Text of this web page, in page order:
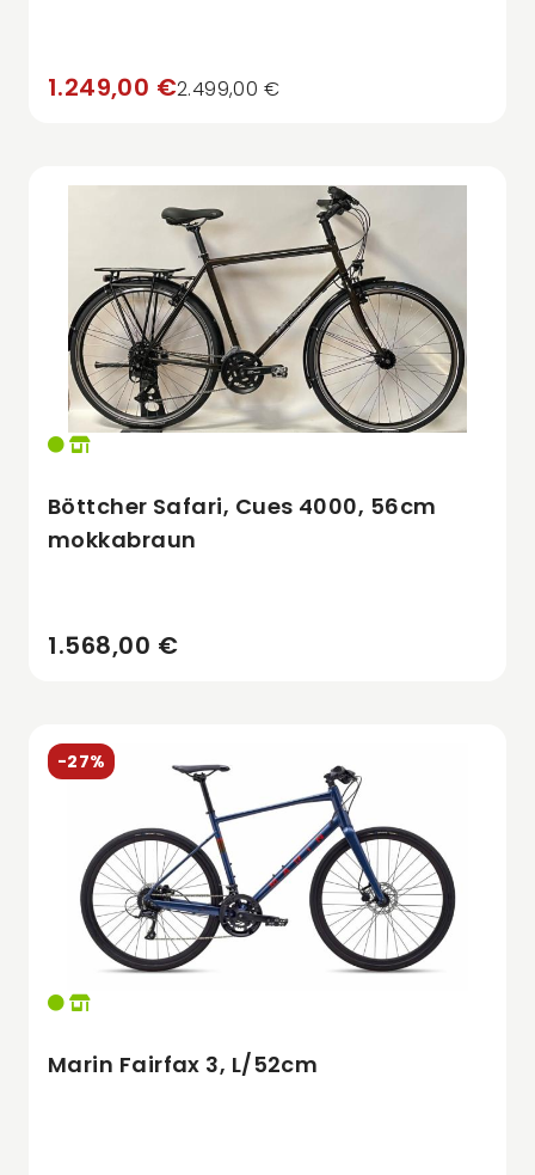
1.249,00 €2.499,00 €
Böttcher Safari, Cues 4000, 56cm
mokkabraun
1.568,00 €
-27%
Marin Fairfax 3, L/52cm